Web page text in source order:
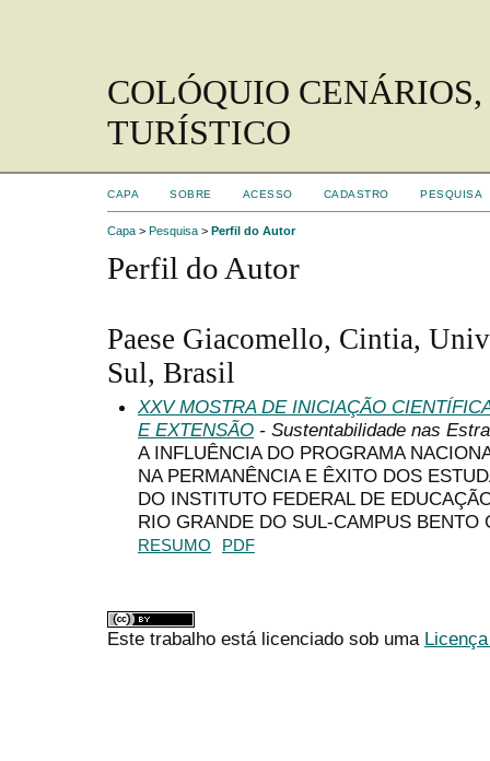
COLÓQUIO
TURÍSTICO
CAPA SOBRE ACESSO CADASTRO PESQUISA
Capa > Pesquisa > Perfil do Autor
Perfil do Autor
Paese Giacomello, Cintia,
Sul, Brasil
XXV MOSTRA DE INICIAÇÃO
E EXTENSÃO - Sustentabilidade nas
A INFLUÊNCIA DO PROGRAMA
NA PERMANÊNCIA E ÊXITO DOS
DO INSTITUTO FEDERAL DE
RIO GRANDE DO SUL-CAMPUS BENTO
RESUMO PDF
Este trabalho está licenciado sob uma